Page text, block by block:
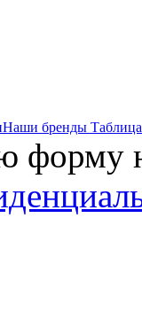
Наши бренды
форму